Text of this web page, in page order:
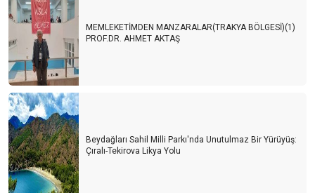
MEMLEKETİMDEN MANZARALAR(TRAKYA BÖLGESİ)(1)
PROF.DR. AHMET AKTAŞ
Beydağları Sahil Milli Parkı'nda Unutulmaz Bir Yürüyüş:
Çıralı-Tekirova Likya Yolu